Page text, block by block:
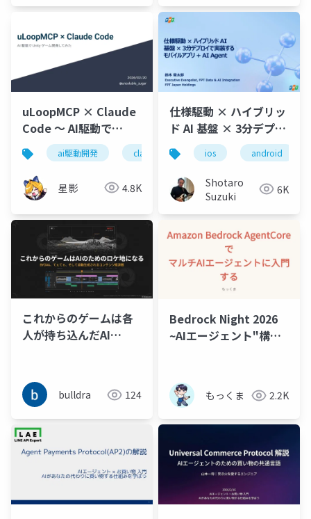
uLoopMCP × Claude
Code 〜 AI駆動で
Unityゲーム開発してみ
た
ai駆動開発 claude code unity バイブコ
星影 4.8K
仕様駆動 × ハイブリッ
ド AI 基盤 × 3分デプロ
イで実装するモバイル
アプリ + AI Agent
ios android
Shotaro
Suzuki
6K
これからのゲームは各
人が持ち込んだAI
切り抜き動画を生成す
るためのロケ地となる
bulldra 124
Bedrock Night 2026
~AIエージェント"構
AgentCore でマルチAI
エージェントに入門す
る
もっくま 2.2K